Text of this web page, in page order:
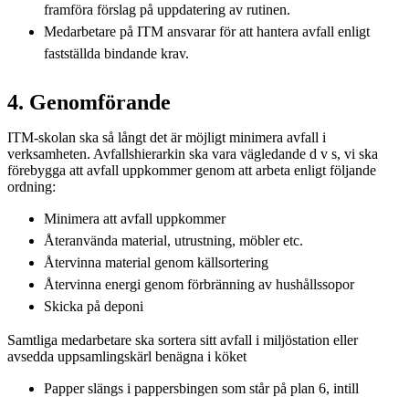
framföra förslag på uppdatering av rutinen.
Medarbetare på ITM ansvarar för att hantera avfall enligt
fastställda bindande krav.
4. Genomförande
ITM-skolan ska så långt det är möjligt minimera avfall i
verksamheten. Avfallshierarkin ska vara vägledande d v s, vi ska
förebygga att avfall uppkommer genom att arbeta enligt följande
ordning:
Minimera att avfall uppkommer
Återanvända material, utrustning, möbler etc.
Återvinna material genom källsortering
Återvinna energi genom förbränning av hushållssopor
Skicka på deponi
Samtliga medarbetare ska sortera sitt avfall i miljöstation eller
avsedda uppsamlingskärl benägna i köket
Papper slängs i pappersbingen som står på plan 6, intill